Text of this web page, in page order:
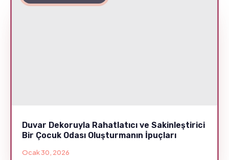
Duvar Dekoruyla Rahatlatıcı ve Sakinleştirici
Bir Çocuk Odası Oluşturmanın İpuçları
Ocak 30, 2026